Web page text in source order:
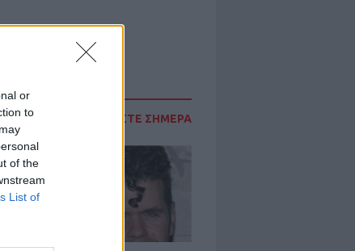
or
to
of the
List of
ΔΙΑΒΑΣΤΕ ΣΗΜΕΡΑ